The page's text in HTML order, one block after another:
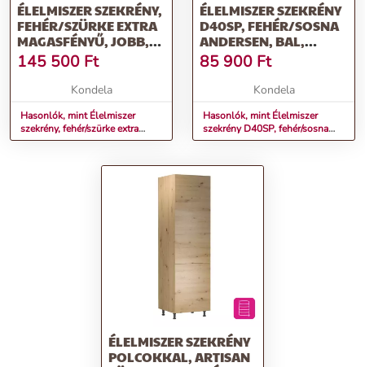
ÉLELMISZER SZEKRÉNY,
FEHÉR/SZÜRKE EXTRA
MAGASFÉNYŰ, JOBB,
AURORA D60P
145 500 Ft
Kondela
Hasonlók, mint Élelmiszer
szekrény, fehér/szürke extra
magasfényű, jobb, AURORA
ÉLELMISZER SZEKRÉNY
D40SP, FEHÉR/SOSNA
ANDERSEN, BAL,
SICILIA
85 900 Ft
Kondela
Hasonlók, mint Élelmiszer
szekrény D40SP, fehér/sosna
Andersen, bal, SICILIA
ÉLELMISZER SZEKRÉNY
POLCOKKAL, ARTISAN